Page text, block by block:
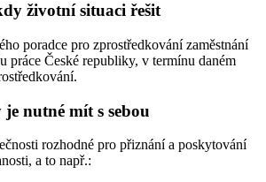
životní situaci řešit
poradce pro zprostředkování zaměstnání
práce České republiky, v termínu daném
nutné mít s sebou
rozhodné pro přiznání a poskytování
a to např.: